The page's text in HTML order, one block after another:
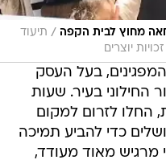
מחוץ לבית הקפה / תיעוד
בעל העסק
החילוני בעיר. שעות
החלו לזרום למקום
כדי להביע תמיכה
מרגיש מאוד מעודד,